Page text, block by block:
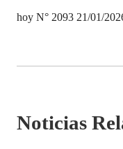
hoy N° 2093 21/01/
Noticias